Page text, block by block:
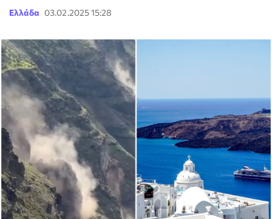
Ελλάδα 03.02.2025 15:28